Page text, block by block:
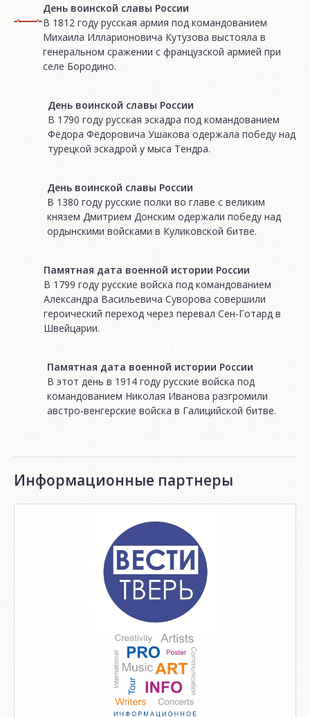
День воинской славы России
В 1812 году русская армия под командованием
Михаила Илларионовича Кутузова выстояла в
генеральном сражении с французской армией при
селе Бородино.
День воинской славы России
В 1790 году русская эскадра под командованием
Фёдора Фёдоровича Ушакова одержала победу над
турецкой эскадрой у мыса Тендра.
День воинской славы России
В 1380 году русские полки во главе с великим
князем Дмитрием Донским одержали победу над
ордынскими войсками в Куликовской битве.
Памятная дата военной истории России
В 1799 году русские войска под командованием
Александра Васильевича Суворова совершили
героический переход через перевал Сен-Готард в
Швейцарии.
Памятная дата военной истории России
В этот день в 1914 году русские войска под
командованием Николая Иванова разгромили
австро-венгерские войска в Галицийской битве.
Информационные партнеры